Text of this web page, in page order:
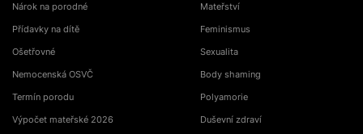
Nárok na porodné
Přídavky na dítě
Ošetřovné
Nemocenská OSVČ
Termín porodu
Výpočet mateřské 2026
Mateřství
Feminismus
Sexualita
Body shaming
Polyamorie
Duševní zdraví